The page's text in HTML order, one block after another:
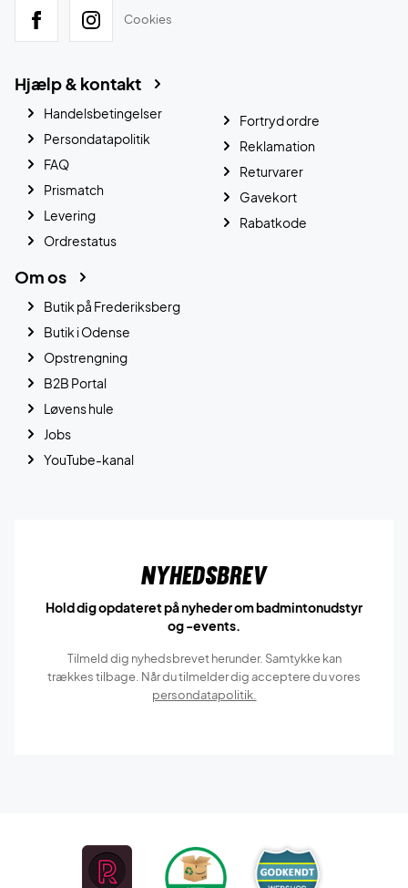
Cookies
Hjælp & kontakt
Handelsbetingelser
Persondatapolitik
FAQ
Prismatch
Levering
Ordrestatus
Fortryd ordre
Reklamation
Returvarer
Gavekort
Rabatkode
Om os
Butik på Frederiksberg
Butik i Odense
Opstrengning
B2B Portal
Løvens hule
Jobs
YouTube-kanal
Nyhedsbrev
Hold dig opdateret på nyheder om badmintonudstyr
og -events.
Tilmeld dig nyhedsbrevet herunder. Samtykke kan
trækkes tilbage. Når du tilmelder dig acceptere du vores
persondatapolitik.